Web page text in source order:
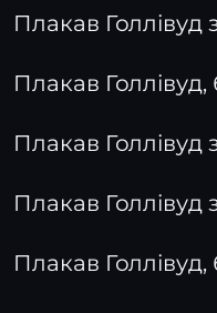
Плакав Голлівуд
Плакав Голлівуд,
Плакав Голлівуд
Плакав Голлівуд
Плакав Голлівуд,